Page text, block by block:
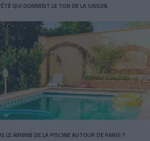
QUI DONNENT LE TON DE LA SAISON
LE AIRBNB DE LA PISCINE AUTOUR DE PARIS ?